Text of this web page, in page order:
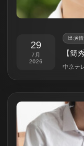
29
7月
2026
出演情
【簡
中京テ